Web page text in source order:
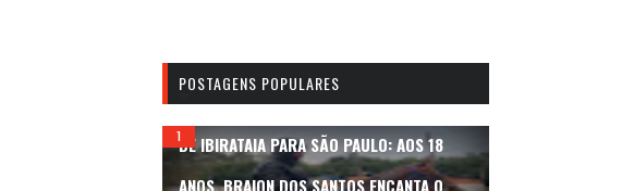
POSTAGENS POPULARES
DE IBIRATAIA PARA SÃO PAULO: AOS 18
ANOS, BRAION DOS SANTOS ENCANTA O